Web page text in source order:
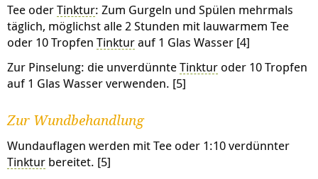
Tee oderTinktur: Zum Gurgeln und Spülen mehrmals
täglich, möglichst alle 2 Stunden mit lauwarmem Tee
oder 10 Tropfen Tinkturauf 1 Glas Wasser [4]
Zur Pinselung: die unverdünnteTinktur oder 10 Tropfen
auf 1 Glas Wasser verwenden. [5]
Zur Wundbehandlung
Wundauflagen werden mit Tee oder 1:10 verdünnter
Tinktur bereitet. [5]